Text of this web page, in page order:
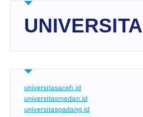
universitasaceh.id
universitasmedan.id
universitaspadang.id